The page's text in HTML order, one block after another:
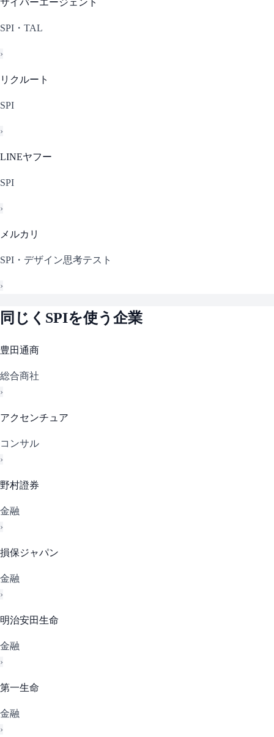
SPI・TAL
›
リクルート
SPI
›
LINEヤフー
SPI
›
メルカリ
SPI・デザイン思考テスト
›
同じく SPIを使う企業
豊田通商
総合商社
›
アクセンチュア
コンサル
›
野村證券
金融
›
損保ジャパン
金融
›
明治安田生命
金融
›
第一生命
金融
›